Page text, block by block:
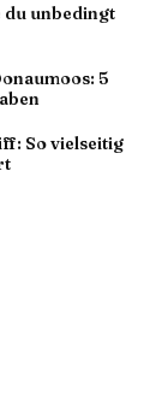
du unbedingt
5
So vielseitig